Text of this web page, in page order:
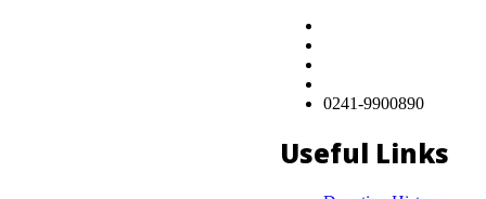
0241-9900890
Useful Links